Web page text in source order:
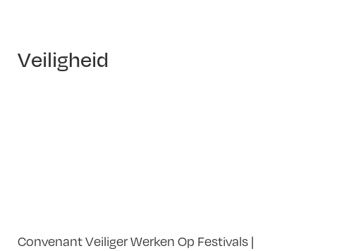
Veiligheid
Convenant Veiliger Werken Op Festivals |